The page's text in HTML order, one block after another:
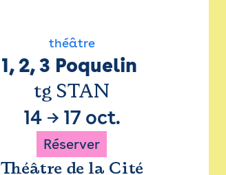
théâtre
1, 2, 3 Poquelin
tg STAN
14→ 17 oct.
Réserver
Théâtre de la Cité